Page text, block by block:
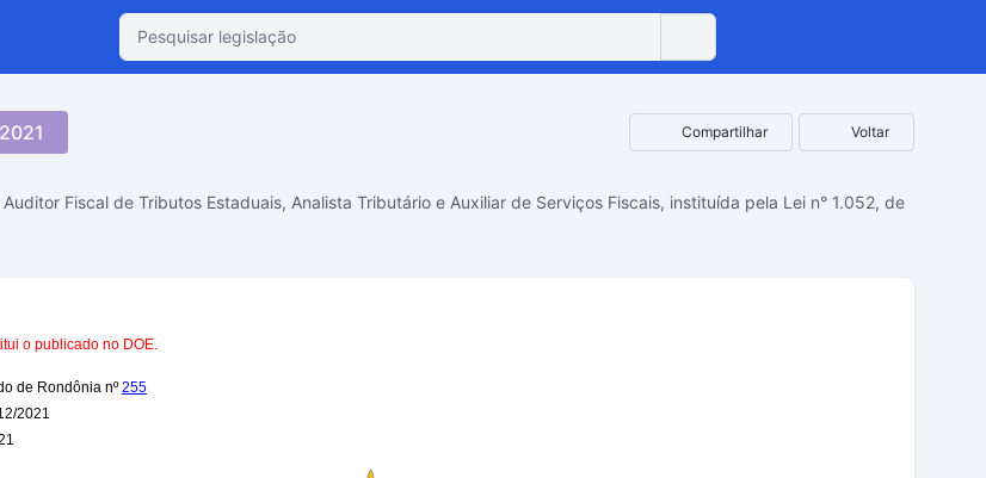
Compartilhar Voltar
Fiscal de Tributos Estaduais, Analista Tributário e Auxiliar de Serviços Fiscais, instituída pela Lei n° 1.052, de